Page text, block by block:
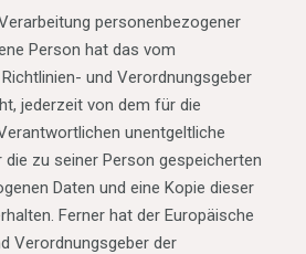
personenbezogener
Person hat das vom
und Verordnungsgeber
jederzeit von dem für die
unentgeltliche
zu seiner Person gespeicherten
Daten und eine Kopie dieser
Ferner hat der Europäische
Verordnungsgeber der